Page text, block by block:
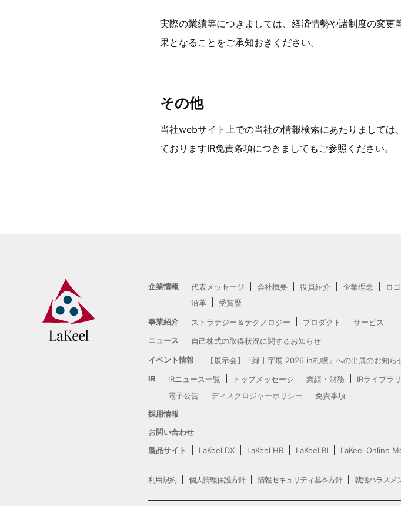
実際の業績等につきましては、経済情勢や諸制度の変
果となることをご承知おきください。
その他
当社webサイト上での当社の情報検索にあたりまして
ておりますIR免責条項につきましてもご参照ください。
企業情報 代表メッセージ 会社概要 役員紹介 企業理念 ロ
沿革
受賞歴
事業紹介
ストラテジー＆テクノロジー プロダクト
サービス
ニュース
自己株式の取得状況に関するお知らせ
イベント情報
【展示会】「緑十字展 2026 in札幌」への出展のお知ら
IR
IRニュース一覧 トップメッセージ 業績・財務 IRライブラリ
電子公告
ディスクロジャーポリシー
免責事項
採用情報
お問い合わせ
製品サイト
LaKeel DX LaKeel HR LaKeel BI LaKeel Online
利用規約 個人情報保護方針 情報セキュリティ基本方針 就活ハラスメ